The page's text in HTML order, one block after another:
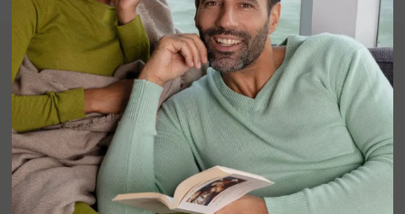
Podaci o proizvodu
100% kašmir, 2 sloja. Muška pidžama. Klasičnog kroja,
zatvaranje na gumbove. Hlaće sa vezicom na stezanje